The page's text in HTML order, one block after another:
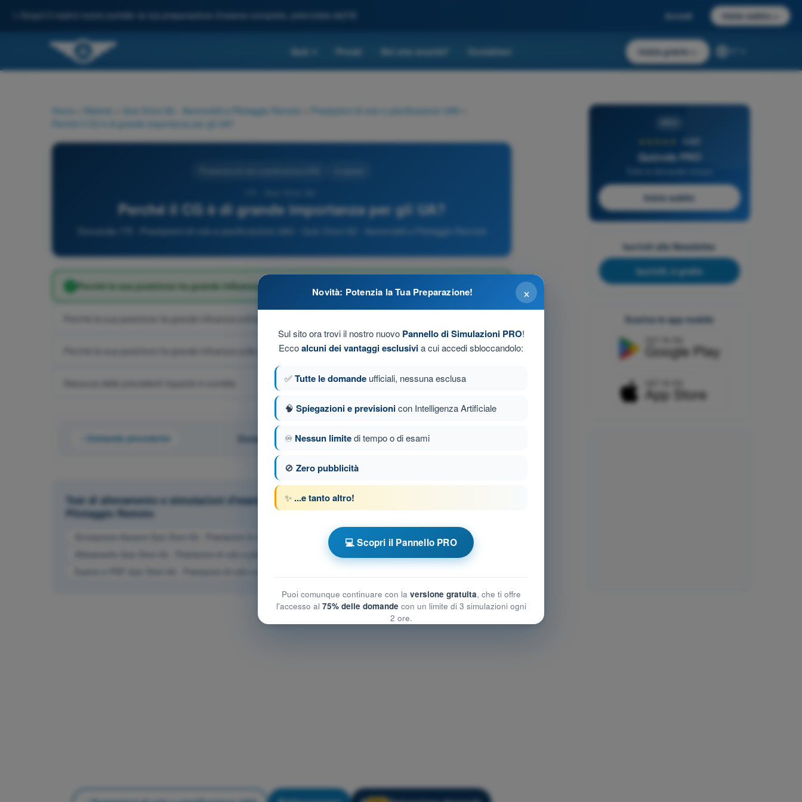
Scopri il nostro nuovo portale: la tua preparazione d'esame completa, potenziata dall'IA Accedi Inizia subito
Quiz Prezzi Sei una scuola? Contattaci Inizia gratis
Home Materie Quiz Droni A2 - Aeromobili a Pilotaggio Remoto Prestazioni di volo e pianificazione UAS
Perché il CG è di grande importanza per gli UA?
Perché il CG è di grande importanza per gli UA?
Domanda 175 - Prestazioni di volo e pianificazione UAS - Quiz Droni A2 - Aeromobili a Pilotaggio Remoto
Perché la sua posizione ha grande influenza sulla stabilità
Perché la sua posizione ha grande influenza sulla velocità massima raggiungibile
Nessuna delle precedenti risposte è corretta
Domanda precedente Domanda 174 di 433 Domanda successiva
Test di allenamento e simulazioni d'esame a tempo Quiz Droni A2 - Aeromobili a
Pilotaggio Remoto
Simulazione d'esame Quiz Droni A2 - Prestazioni di volo e pianificazione UAS
4,6/5
Quizvds PRO
Inizia subito
Iscriviti alla Newsletter
Iscriviti, è gratis
Scarica le app mobile
×
Novità: Potenzia la Tua Preparazione!
Sul sito ora trovi il nostro nuovo Pannello di Simulazioni PRO!
Eccoalcuni dei vantaggi esclusivia cui accedi sbloccandolo:
✅Tutte le domande ufficiali, nessuna esclusa
🧠 Spiegazioni e previsionicon Intelligenza Artificiale
♾️ Nessun limitedi tempo o di esami
🚫 Zero pubblicità
✨ ...e tanto altro!
💻 Scopri il Pannello PRO
Puoi comunque continuare con la versione gratuita, che ti offre
l'accesso al 75% delle domande con un limite di 3 simulazioni ogni
2 ore.